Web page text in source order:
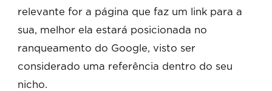
relevante for a página que faz um link para a
sua, melhor ela estará posicionada no
ranqueamento do Google, visto ser
considerado uma referência dentro do seu
nicho.